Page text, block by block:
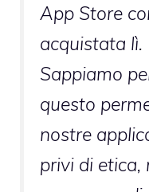
App Store
acquistata lì.
Sappiamo
questo
nostre
privi di etica,